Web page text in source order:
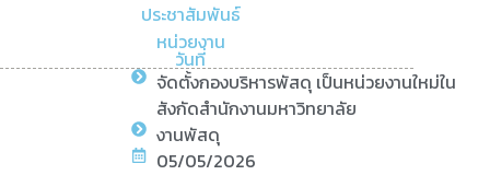
ประชาสัมพันธ์
หน่วยงาน
วันที่
จัดตั้งกองบริหารพัสดุ เป็นหน่วยงานใหม่ใน
สังกัดสำนักงานมหาวิทยาลัย
งานพัสดุ
05/05/2026